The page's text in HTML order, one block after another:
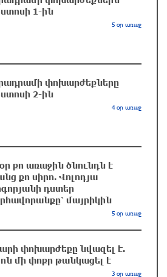
անջատումներ Երևանի 8
և բոլոր 10
2 ժամ առաջ
խիստ հիասթափված են
2 ժամ առաջ
ինքնիշխանություն,
լինել քաղաքական
առաջիկա խոշորագույն
2 ժամ առաջ
1-ին
5 օր առաջ
փոխարժեքները
2-ին
4 օր առաջ
քո առաջին ծնունդն է
քո սիրո. Վոլոդյա
դստեր
մայրիկին
5 օր առաջ
փոխարժեքը նվազել է.
մի փոքր թանկացել է
3 օր առաջ